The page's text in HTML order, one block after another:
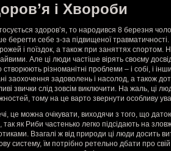
і Хвороби
здоров’я, то народився 8 березня
берегти себе з-за підвищеної
і поїздок, а також при заняттях спортом.
Але ці люди частіше вірять своєму
створюють різноманітні проблеми – і собі, і
заохочення задоволень і насолод, а також
звички слід зовсім виключити. На жаль, ці
тому на це варто звернути особливу
це можна очікувати, виходячи з того, що
так як Риби частенько легко підсідають на
Взагалі ж від природи ці люди досить
систему, їм потрібно ретельно дбати про